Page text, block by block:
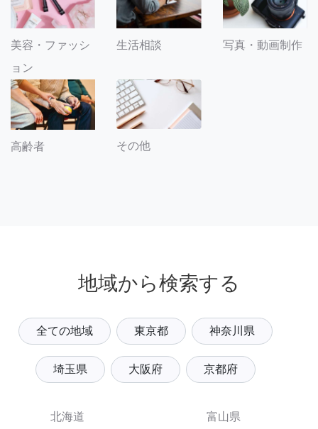
美容・ファッシ
ョン
生活相談 写真・動画制作
高齢者 その他
地域から検索する
全ての地域 東京都 神奈川県
埼玉県 大阪府 京都府
北海道
富山県